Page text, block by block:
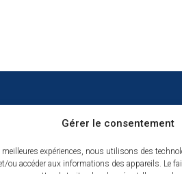
Gérer le consentement
expériences, nous utilisons des
ou accéder aux informations des appareils. Le
: